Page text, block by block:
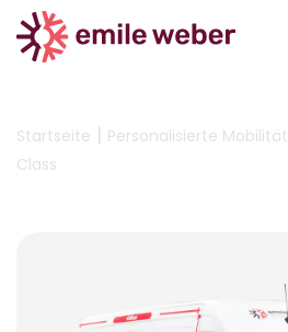
Startseite | Personalisierte Mobilität
Class